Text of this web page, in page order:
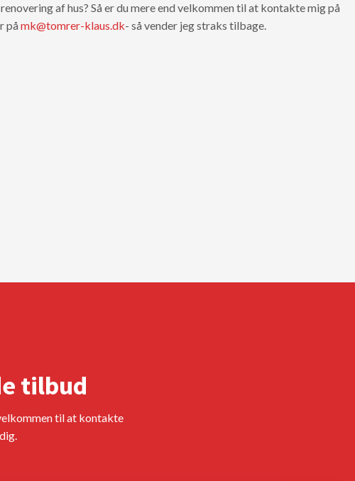
af hus? Så er du mere end velkommen til at kontakte mig på
påmk@tomrer-klaus.dk- så vender jeg straks tilbage.
tilbud
til at kontakte